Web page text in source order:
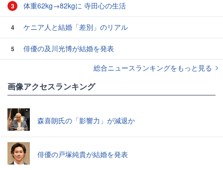
3 体重62kg→82kgに 寺田心の生活
4 ケニア人と結婚「差別」のリアル
5
俳優の及川光博が結婚を発表
総合ニュースランキングをもっと見る
画像アクセスランキング
森喜朗氏の「影響力」が減退か
俳優の戸塚純貴が結婚を発表